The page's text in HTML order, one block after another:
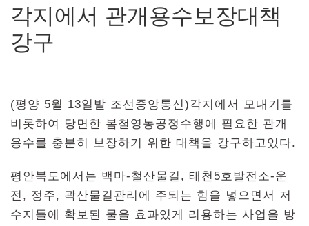
각지에서 관개용수보장대책
강구
(평양 5월 13일발 조선중앙통신)각지에서 모내기를
비롯하여 당면한 봄철영농공정수행에 필요한 관개
용수를 충분히 보장하기 위한 대책을 강구하고있다.
평안북도에서는 백마-철산물길, 태천5호발전소-운
전, 정주, 곽산물길관리에 주되는 힘을 넣으면서 저
수지들에 확보된 물을 효과있게 리용하는 사업을 방